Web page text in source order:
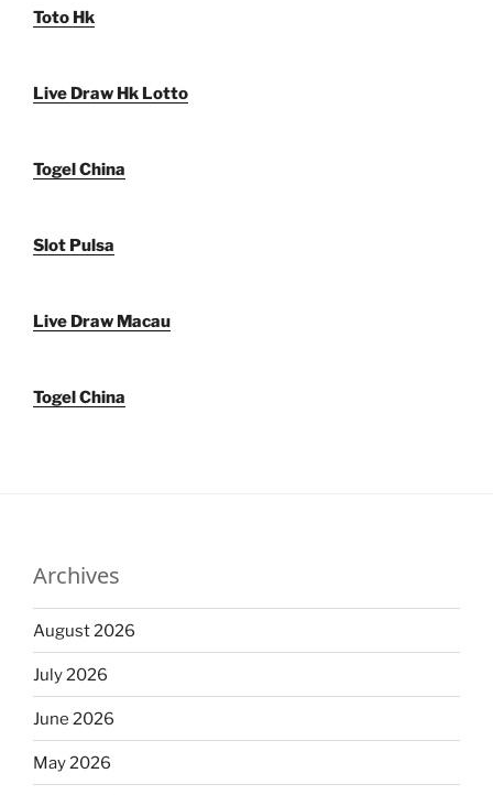
Toto Hk
Live Draw Hk Lotto
Togel China
Slot Pulsa
Live Draw Macau
Togel China
Archives
August 2026
July 2026
June 2026
May 2026